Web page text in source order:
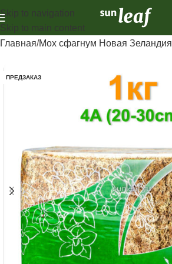
Skip to navigation
Skip to main content
Главная Мох сфагнум Новая Зеландия
ПРЕДЗАКАЗ